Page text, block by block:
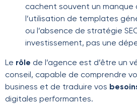
cachent souvent un manque
l’utilisation de templates
ou l’absence de stratégie
investissement, pas une
Le rôle de l’agence est d’être un
conseil, capable de comprendre
business et de traduire vos
digitales performantes.